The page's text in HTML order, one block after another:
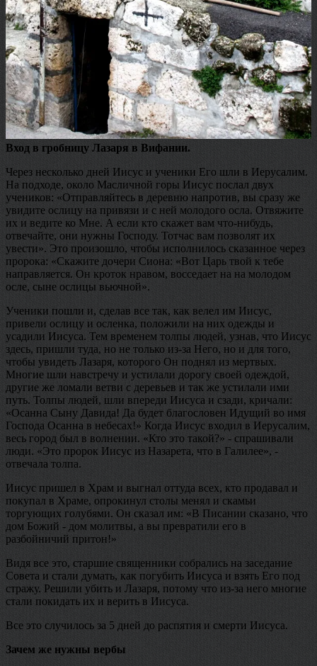
Вход в гробницу Лазаря в Вифании.
Через несколько дней Иисус и ученики Его шли в Иерусалим.
На подходе, около Масличной горы Иисус послал двух
учеников: «Отправляйтесь в деревню напротив, вы сразу же
увидите ослицу на привязи и с ней молодого осла. Отвяжите
их и ведите ко Мне. А если кто скажет вам что-нибудь,
отвечайте, они нужны Господу. Тотчас вам позволят их
увести». Это произошло, чтобы исполнилось сказанное через
пророка: «Скажите дочери Сиона: «Вот Царь твой к тебе
направляется. Он кроток нравом, восседает на на молодом
осле, сыне ослицы вьючной».
Ученики пошли и, сделав все так, как велел им Иисус,
привели ослицу и осленка, положили на них одежды и
усадили Иисуса. Тем временем толпы людей, узнав, что Иисус
здесь, пришли туда, но не только из-за Него, но и для того,
чтобы увидеть Лазаря, которого Он поднял из мертвых.
Многие шли навстречу и устилали дорогу своей одеждой,
другие же ломали ветви с деревьев и так же устилали ими
путь. Толпы людей, шли впереди Иисуса и сзади, кричали:
«Осанна Сыну Давида! Да будет благословен Идущий во имя
Господа Осанна в небесах!» Когда Иисус входил в Иерусалим,
весь город был в волнении. «Кто это такой?» - спрашивали
люди. «Это пророк Иисус из Назарета, что в Галилее», -
отвечала толпа.
Иисус пришел в Храм и выгнал оттуда всех, кто продавал и
покупал в Храме, опрокинул столы менял и скамьи
торгующих голубями. Он сказал им: «В Писании сказано, что
дом Божий - дом молитвы, а вы превратили его в
разбойничий притон!»
Видя все это, старшие священники собрались на заседание
Совета и стали думать, как погубить Иисуса и взять Его под
стражу. Решили убить и Лазаря, потому что из-за него многие
стали покидать их и верить в Иисуса.
Все это случилось за 5 дней до распятия и смерти Иисуса.
Зачем же нужны вербы